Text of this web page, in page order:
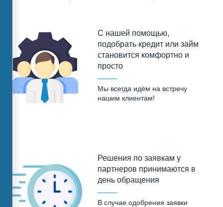
С нашей помощью,
подобрать кредит или займ
становится комфортно и
просто
Мы всегда идём на встречу
нашим клиентам!
Решения по заявкам у
партнеров принимаются в
день обращения
В случае одобрения заявки